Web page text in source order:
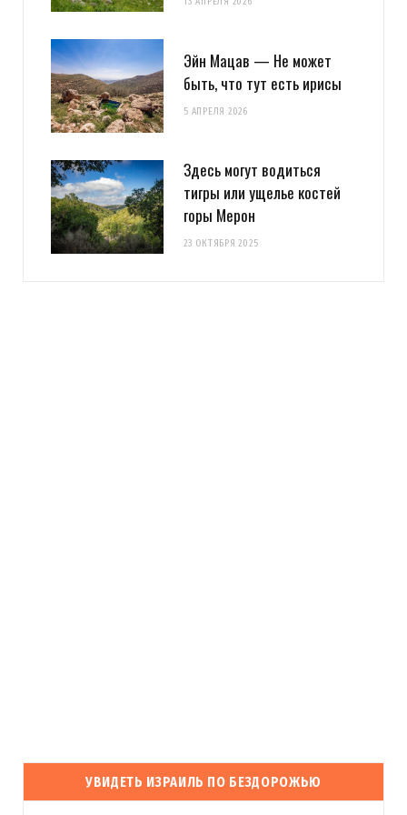
Эйн Мацав — Не может
быть, что тут есть ирисы
5 АПРЕЛЯ 2026
Здесь могут водиться
тигры или ущелье костей
горы Мерон
23 ОКТЯБРЯ 2025
УВИДЕТЬ ИЗРАИЛЬ ПО БЕЗДОРОЖЬЮ